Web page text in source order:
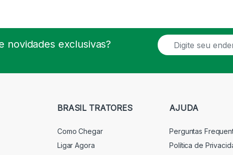
novidades exclusivas?
E
m
BRASIL TRATORES
Como Chegar
Ligar Agora
AJUDA
Perguntas
Política de